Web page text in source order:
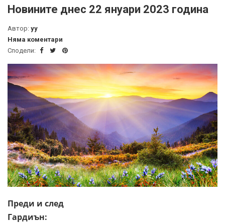
Новините днес 22 януари 2023 година
Автор: yy
Няма коментари
Сподели:
Преди и след
Гардиън: